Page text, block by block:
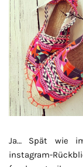
Ja… Spät wie
instagram-